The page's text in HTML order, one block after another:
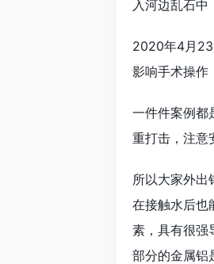
入河边乱石中
2020年4月23
影响手术操作
一件件案例都
重打击，注意
所以大家外出
在接触水后也
素，具有很强
部分的金属铝